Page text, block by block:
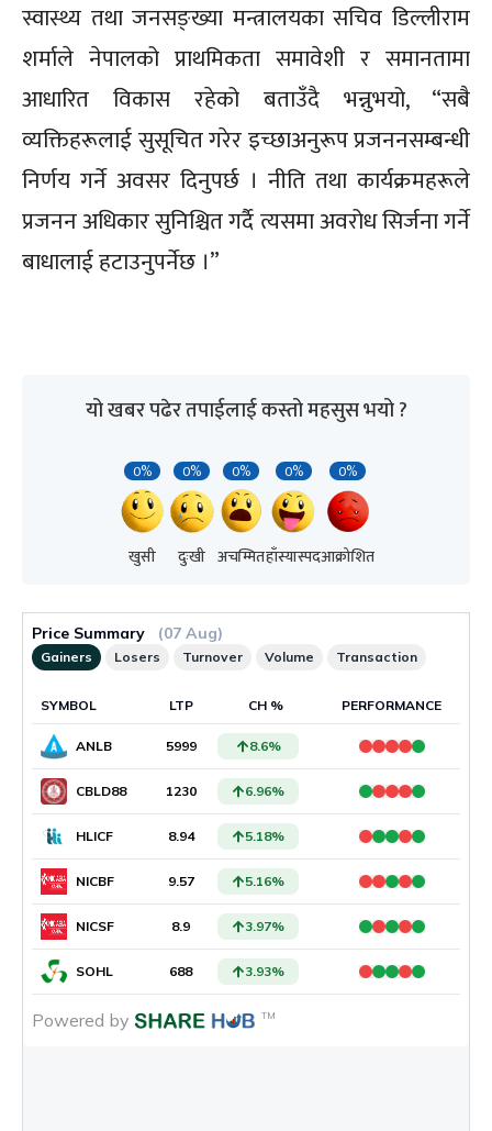
स्वास्थ्य तथा जनसङ्ख्या मन्त्रालयका सचिव डिल्लीराम
शर्माले नेपालको प्राथमिकता समावेशी र समानतामा
आधारित विकास रहेको बताउँदै भन्नुभयो, “सबै
व्यक्तिहरूलाई सुसूचित गरेर इच्छाअनुरूप प्रजननसम्बन्धी
निर्णय गर्ने अवसर दिनुपर्छ । नीति तथा कार्यक्रमहरूले
प्रजनन अधिकार सुनिश्चित गर्दै त्यसमा अवरोध सिर्जना गर्ने
बाधालाई हटाउनुपर्नेछ ।”
यो खबर पढेर तपाईलाई कस्तो महसुस भयो ?
0%
खुसी
0%
दुःखी
0%
अचम्मित
0%
हाँस्यास्पद
0%
आक्रोशित